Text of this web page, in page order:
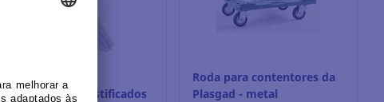
Caixa 100 fechos
autoadesivos plastificados
Roda para contentores da
Plasgad - metal